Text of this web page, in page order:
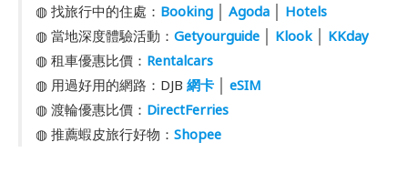
◍ 找旅行中的住處： Booking│ Agoda│ Hotels
◍ 當地深度體驗活動： Getyourguide│ Klook│ KKday
◍ 租車優惠比價： Rentalcars
◍ 用過好用的網路：DJB 網卡│ eSIM
◍ 渡輪優惠比價： DirectFerries
◍ 推薦蝦皮旅行好物： Shopee